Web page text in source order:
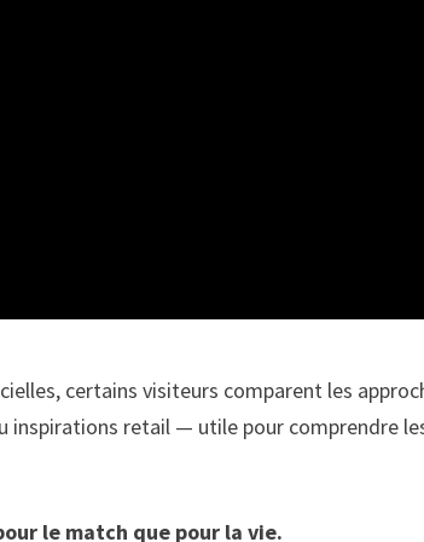
certains visiteurs comparent les
inspirations retail — utile pour comprendre
le match que pour la vie.